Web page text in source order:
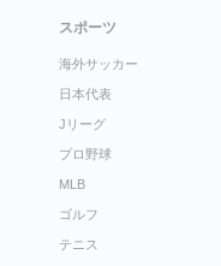
スポーツ
海外サッカー
日本代表
Jリーグ
プロ野球
MLB
ゴルフ
テニス